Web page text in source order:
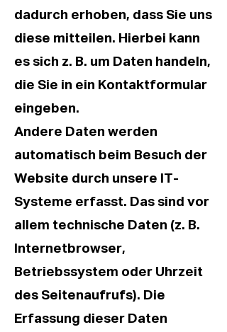
dadurch erhoben, dass Sie uns
diese mitteilen. Hierbei kann
es sich z. B. um Daten handeln,
die Sie in ein Kontaktformular
eingeben.
Andere Daten werden
automatisch beim Besuch der
Website durch unsere IT-
Systeme erfasst. Das sind vor
allem technische Daten (z. B.
Internetbrowser,
Betriebssystem oder Uhrzeit
des Seitenaufrufs). Die
Erfassung dieser Daten